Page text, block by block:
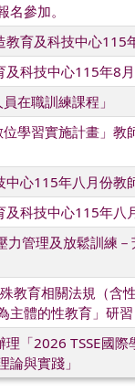
參加。
教育及科技中心115
及科技中心115年8
在職訓練課程」
學習實施計畫」教
中心115年八月份教
及科技中心115年八
力管理及放鬆訓練
教育相關法規（含
主體的性教育」研習
「2026 TSSE國
與實踐」